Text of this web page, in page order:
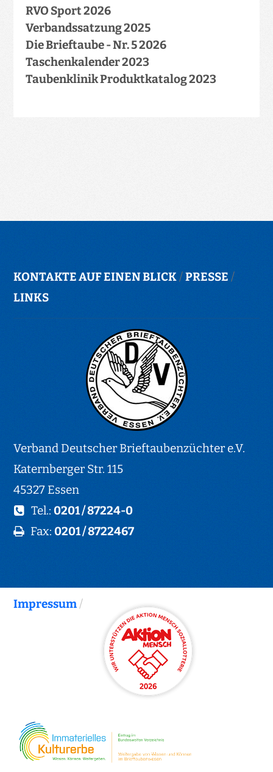
RVO Sport 2026
Verbandssatzung 2025
Die Brieftaube - Nr. 5 2026
Taschenkalender 2023
Taubenklinik Produktkatalog 2023
KONTAKTE AUF EINEN BLICK/PRESSE /
LINKS
Verband Deutscher Brieftaubenzüchter e.V.
Katernberger Str. 115
45327 Essen
Tel.:0201 / 87224-0
Fax:0201 / 8722467
Impressum/